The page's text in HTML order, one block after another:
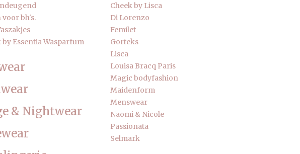
bh's.
by Essentia Wasparfum
& Nightwear
Cheek by Lisca
Di Lorenzo
Femilet
Gorteks
Lisca
Louisa Bracq Paris
Magic bodyfashion
Maidenform
Menswear
Naomi & Nicole
Passionata
Selmark